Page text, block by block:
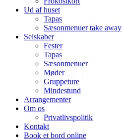
Ud af huset
Tapas
Sæsonmenuer take away
Selskaber
Fester
Tapas
Sæsonmenuer
Møder
Gruppeture
Mindestund
Arrangementer
Om os
Privatlivspolitik
Kontakt
Book et bord online